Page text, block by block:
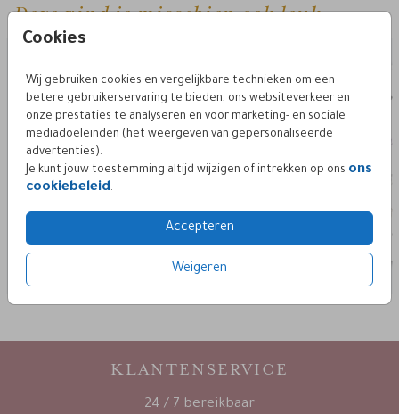
Cookies
Wij gebruiken cookies en vergelijkbare technieken om een
betere gebruikerservaring te bieden, ons websiteverkeer en
onze prestaties te analyseren en voor marketing- en sociale
mediadoeleinden (het weergeven van gepersonaliseerde
advertenties).
Je kunt jouw toestemming altijd wijzigen of intrekken op ons ons
cookiebeleid.
Accepteren
Weigeren
Deze vind je misschien ook leuk
KLANTENSERVICE
24 / 7 bereikbaar